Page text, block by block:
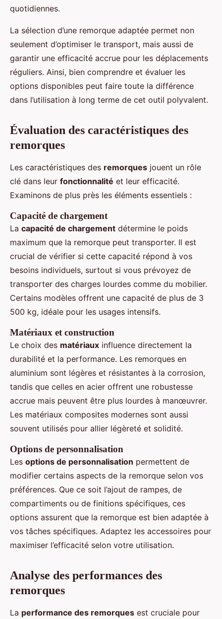
quotidiennes.
La sélection d’une remorque adaptée permet non
seulement d’optimiser le transport, mais aussi de
garantir une efficacité accrue pour les déplacements
réguliers. Ainsi, bien comprendre et évaluer les
options disponibles peut faire toute la différence
dans l’utilisation à long terme de cet outil polyvalent.
Évaluation des caractéristiques des
remorques
Les caractéristiques des remorques jouent un rôle
clé dans leur fonctionnalité et leur efficacité.
Examinons de plus près les éléments essentiels :
Capacité de chargement
La capacité de chargement détermine le poids
maximum que la remorque peut transporter. Il est
crucial de vérifier si cette capacité répond à vos
besoins individuels, surtout si vous prévoyez de
transporter des charges lourdes comme du mobilier.
Certains modèles offrent une capacité de plus de 3
500 kg, idéale pour les usages intensifs.
Matériaux et construction
Le choix des matériaux influence directement la
durabilité et la performance. Les remorques en
aluminium sont légères et résistantes à la corrosion,
tandis que celles en acier offrent une robustesse
accrue mais peuvent être plus lourdes à manœuvrer.
Les matériaux composites modernes sont aussi
souvent utilisés pour allier légèreté et solidité.
Options de personnalisation
Les options de personnalisation permettent de
modifier certains aspects de la remorque selon vos
préférences. Que ce soit l’ajout de rampes, de
compartiments ou de finitions spécifiques, ces
options assurent que la remorque est bien adaptée à
vos tâches spécifiques. Adaptez les accessoires pour
maximiser l’efficacité selon votre utilisation.
Analyse des performances des
remorques
La performance des remorques est cruciale pour